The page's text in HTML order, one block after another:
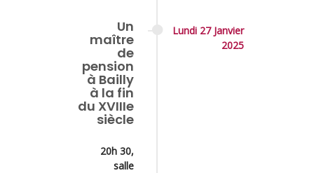
Lundi 27 Janvier
2025
Un
maître
de
pension
à Bailly
à la fin
du XVIIIe
siècle
20h 30,
salle